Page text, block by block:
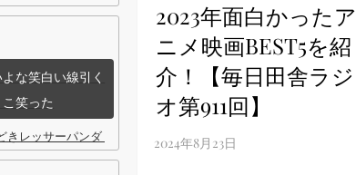
2023年面白かったア
ニメ映画BEST5を紹
介！【毎日田舎ラジ
オ第911回】
な笑白い線引く
笑った
きレッサーパンダ ｜Disney (ディズニープラス）